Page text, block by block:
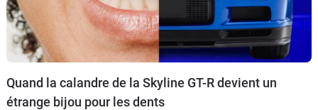
Quand la calandre de la Skyline GT-R devient un
étrange bijou pour les dents